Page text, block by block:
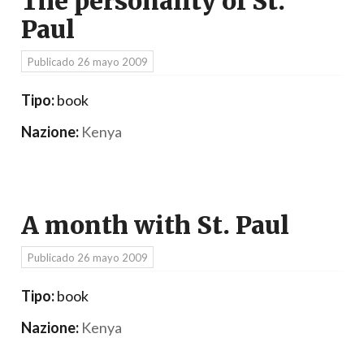
Paul
Publicado 26 mayo 2009
Tipo:book
Nazione: Kenya
A month with St. Paul
Publicado 26 mayo 2009
Tipo:book
Nazione: Kenya